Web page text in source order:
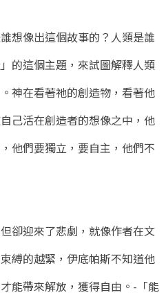
想像出這個故事的？人類是誰
的這個主題，來試圖解釋人類
神在看著祂的創造物，看著他
己活在創造者的想像之中，他
他們要獨立，要自主，他們不
卻迎來了悲劇，就像作者在文
縛的越緊，伊底帕斯不知道他
能帶來解放，獲得自由。-「能